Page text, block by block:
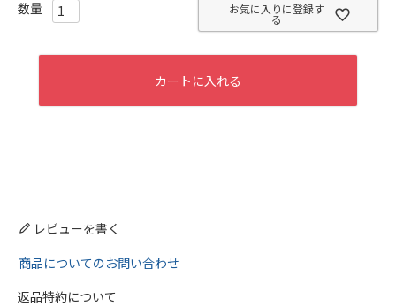
お気に入りに登録す
る
カートに入れる
レビューを書く
商品についてのお問い合わせ
返品特約について